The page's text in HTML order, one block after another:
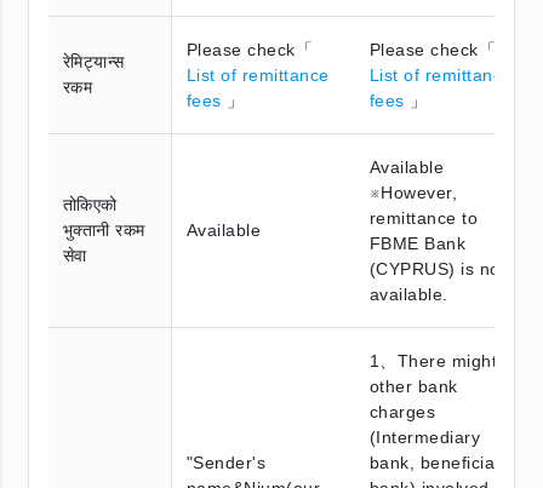
रेमिट्यान्स
रकम
Please check「
List of remittance
fees
」
Please check「
List of remittance
fees
」
तोकिएको
भुक्तानी रकम
सेवा
Available
Available
※However,
remittance to
FBME Bank
(CYPRUS) is not
available.
"Sender's
1、There might be
other bank
charges
(Intermediary
bank, beneficiary